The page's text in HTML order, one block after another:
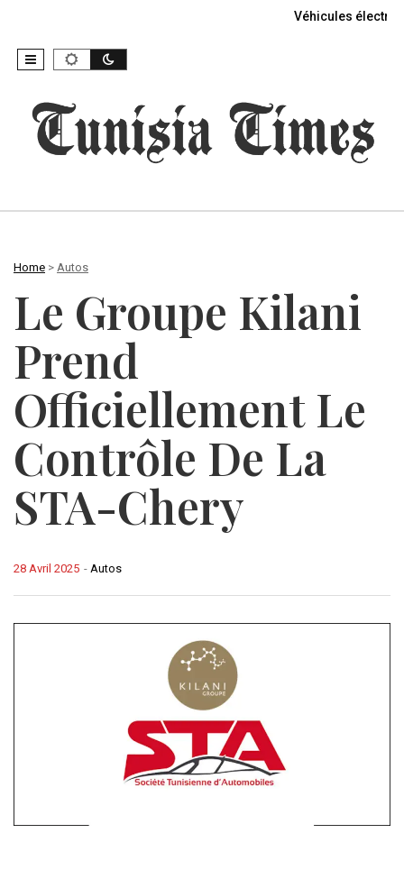
Véhicules
Home > Autos
Le Groupe Kilani
Prend
Officiellement Le
Contrôle De La
STA-Chery
- Autos
28 Avril 2025